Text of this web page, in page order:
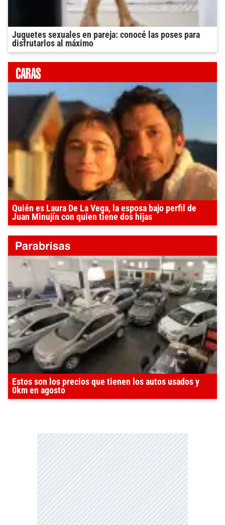
Juguetes sexuales en pareja: conocé las poses para
disfrutarlos al máximo
Quién es Laura De La Vega, la esposa bajo perfil de
Juan Minujín con quien tiene dos hijas
Estos son los precios que tienen los autos usados y
0km en agosto